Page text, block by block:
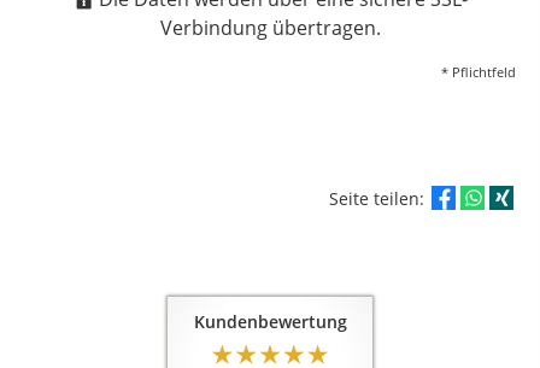
Verbindung übertragen.
* Pflichtfeld
Seite teilen:
Kundenbewertung